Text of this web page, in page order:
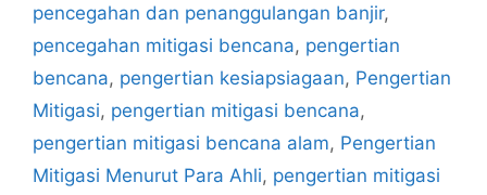
pencegahan dan penanggulangan banjir,
pencegahan mitigasi bencana, pengertian
bencana, pengertian kesiapsiagaan, Pengertian
Mitigasi, pengertian mitigasi bencana,
pengertian mitigasi bencana alam, Pengertian
Mitigasi Menurut Para Ahli, pengertian mitigasi